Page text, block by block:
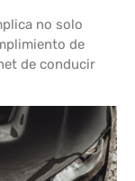
no solo
de
de conducir